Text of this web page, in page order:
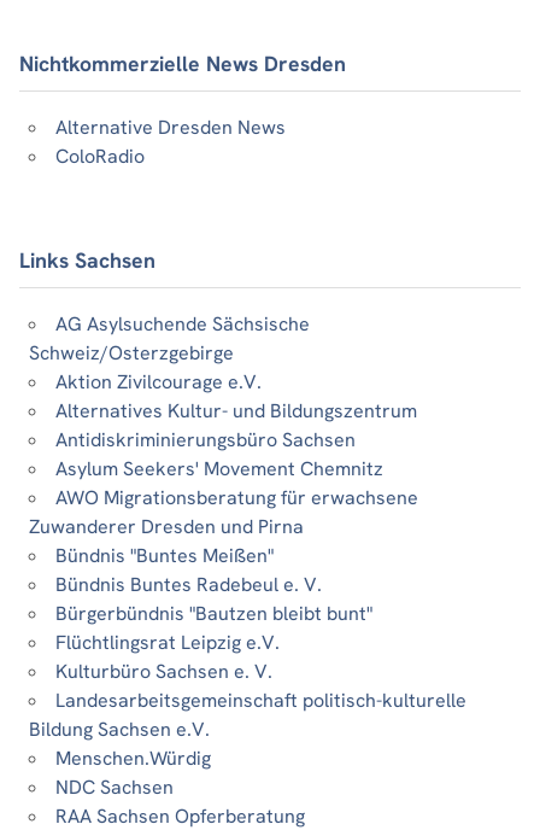
Nichtkommerzielle News Dresden
Alternative Dresden News
ColoRadio
Links Sachsen
AG Asylsuchende Sächsische
Schweiz/Osterzgebirge
Aktion Zivilcourage e.V.
Alternatives Kultur- und Bildungszentrum
Antidiskriminierungsbüro Sachsen
Asylum Seekers' Movement Chemnitz
AWO Migrationsberatung für erwachsene
Zuwanderer Dresden und Pirna
Bündnis "Buntes Meißen"
Bündnis Buntes Radebeul e. V.
Bürgerbündnis "Bautzen bleibt bunt"
Flüchtlingsrat Leipzig e.V.
Kulturbüro Sachsen e. V.
Landesarbeitsgemeinschaft politisch-kulturelle
Bildung Sachsen e.V.
Menschen.Würdig
NDC Sachsen
RAA Sachsen Opferberatung